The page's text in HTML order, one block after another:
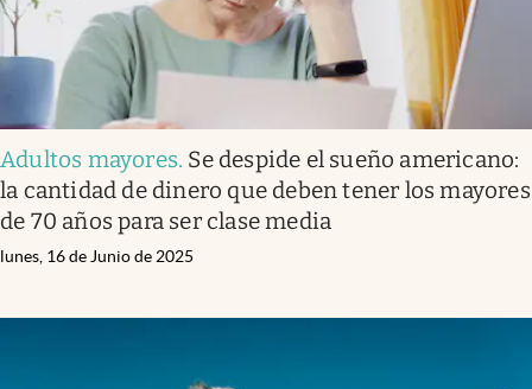
Adultos mayores. Se despide el sueño americano:
la cantidad de dinero que deben tener los mayores
de 70 años para ser clase media
lunes, 16 de Junio de 2025